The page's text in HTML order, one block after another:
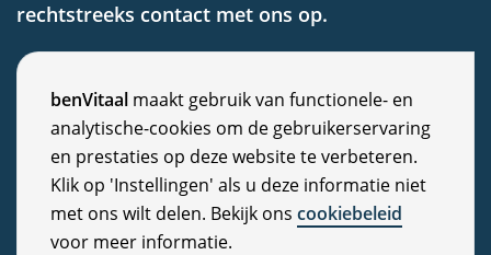
C
o
o
k
benVitaal maakt gebruik van functionele- en
analytische-cookies om de gebruikerservaring
en prestaties op deze website te verbeteren.
Klik op 'Instellingen' als u deze informatie niet
met ons wilt delen. Bekijk ons cookiebeleid
voor meer informatie.
rechtstreeks contact met ons op.
Overige
Algemene voorwaarden
Disclaimer
Privacy Statement